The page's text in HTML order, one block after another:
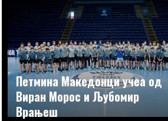
Петмина Македонци учеа од
Виран Морос и Љубомир
Врањеш